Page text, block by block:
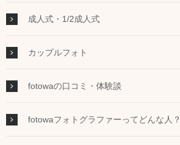
成人式・1/2成人式
カップルフォト
fotowaの口コミ・体験談
fotowaフォトグラファーってどんな人？